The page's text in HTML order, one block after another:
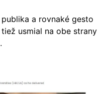
a rovnaké gesto
usmial na obe strany